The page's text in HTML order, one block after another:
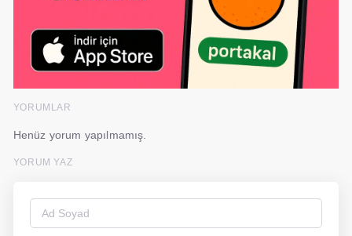
YORUMLAR
Henüz yorum yapılmamış.
YORUM YAZ